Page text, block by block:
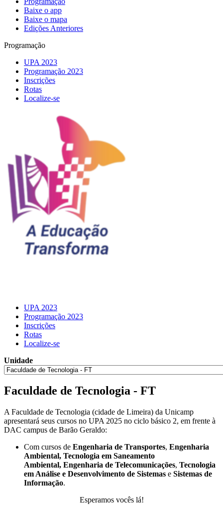
Baixe o app
Baixe o mapa
Edições Anteriores
Programação
UPA 2023
Programação 2023
Inscrições
Rotas
Localize-se
UPA 2023
Programação 2023
Inscrições
Rotas
Localize-se
Unidade
Faculdade de Tecnologia - FT
A Faculdade de Tecnologia (cidade de Limeira) da Unicamp
apresentará seus cursos no UPA 2025 no ciclo básico 2, em frente à
DAC campus de Barão Geraldo:
Com cursos de Engenharia de Transportes, Engenharia
Ambiental, Tecnologia em Saneamento
Ambiental, Engenharia de Telecomunicações, Tecnologia
em Análise e Desenvolvimento de Sistemas e Sistemas de
Informação.
Esperamos vocês lá!